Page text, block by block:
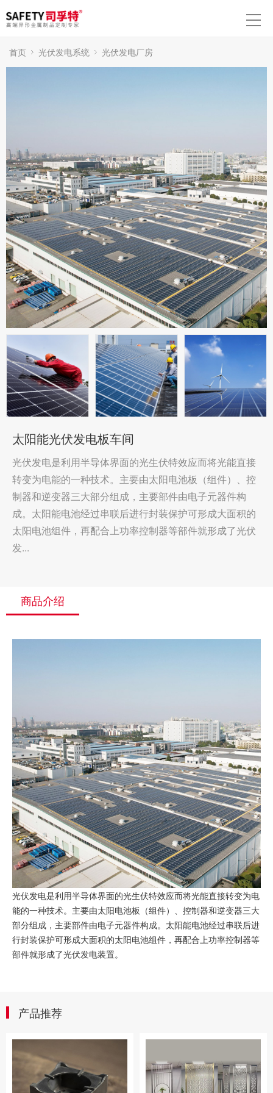
首页 光伏发电系统 光伏发电厂房
太阳能光伏发电板车间
光伏发电是利用半导体界面的光生伏特效应而将光能直接
转变为电能的一种技术。主要由太阳电池板（组件）、控
制器和逆变器三大部分组成，主要部件由电子元器件构
成。太阳能电池经过串联后进行封装保护可形成大面积的
太阳电池组件，再配合上功率控制器等部件就形成了光伏
发...
商品介绍
光伏发电是利用半导体界面的光生伏特效应而将光能直接转变为电
能的一种技术。主要由太阳电池板（组件）、控制器和逆变器三大
部分组成，主要部件由电子元器件构成。太阳能电池经过串联后进
行封装保护可形成大面积的太阳电池组件，再配合上功率控制器等
部件就形成了光伏发电装置。
产品推荐